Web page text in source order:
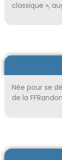
classique »,
Née pour se
de la